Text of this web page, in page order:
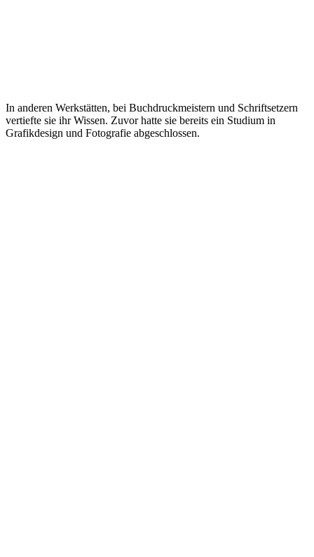
In anderen Werkstätten, bei Buchdruckmeistern und Schriftsetzern
vertiefte sie ihr Wissen. Zuvor hatte sie bereits ein Studium in
Grafikdesign und Fotografie abgeschlossen.